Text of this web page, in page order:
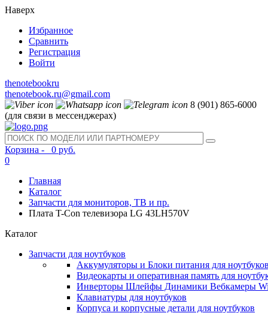
Наверх
Избранное
Сравнить
Регистрация
Войти
thenotebookru
thenotebook.ru@gmail.com
8 (901) 865-6000
(для связи в мессенджерах)
Корзина -
0 руб.
0
Главная
Каталог
Запчасти для мониторов, ТВ и пр.
Плата T-Con телевизора LG 43LH570V
Каталог
Запчасти для ноутбуков
Аккумуляторы и Блоки питания для
Видеокарты и оперативная память для
Инверторы Шлейфы Динамики Вебкамеры
Клавиатуры для ноутбуков
Корпуса и корпусные детали для ноутбуков